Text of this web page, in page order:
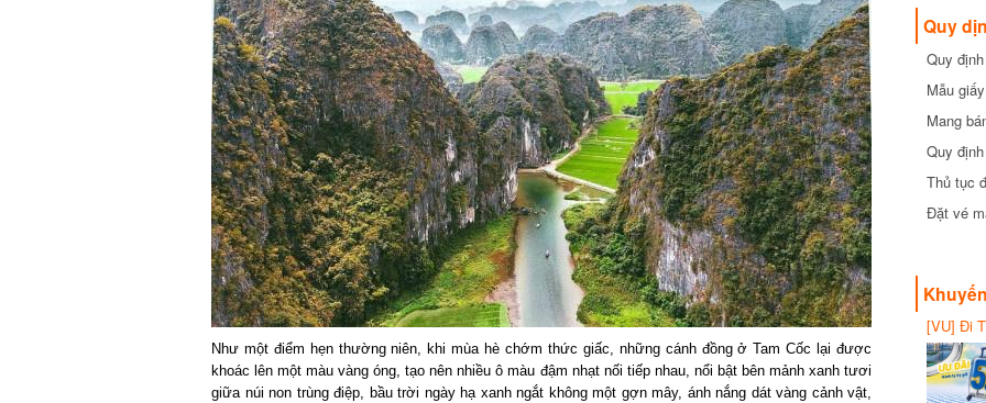
Như một điểm hẹn thường niên, khi mùa hè chớm thức giấc, những cánh đồng ở Tam Cốc lại được
khoác lên một màu vàng óng, tạo nên nhiều ô màu đậm nhạt nối tiếp nhau, nổi bật bên mảnh xanh tươi
giữa núi non trùng điệp, bầu trời ngày hạ xanh ngắt không một gợn mây, ánh nắng dát vàng cảnh vật,
Quy
Quy
cần biết
Mẫu
Mang
Quy
Thủ tục
Đặt vé
[VU] Đi
giảm